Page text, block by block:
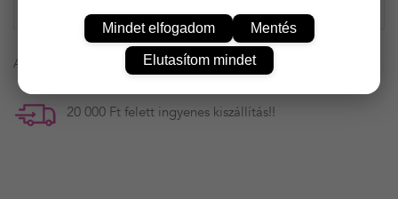
A termék átmenetileg nem rendelhető!
20 000 Ft felett ingyenes kiszállítás!!
Mindet elfogadom Mentés
Elutasítom mindet